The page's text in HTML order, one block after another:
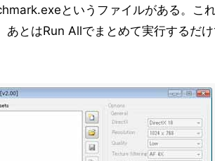
というファイルがある。こ
とはRun Allでまとめて実行するだけ